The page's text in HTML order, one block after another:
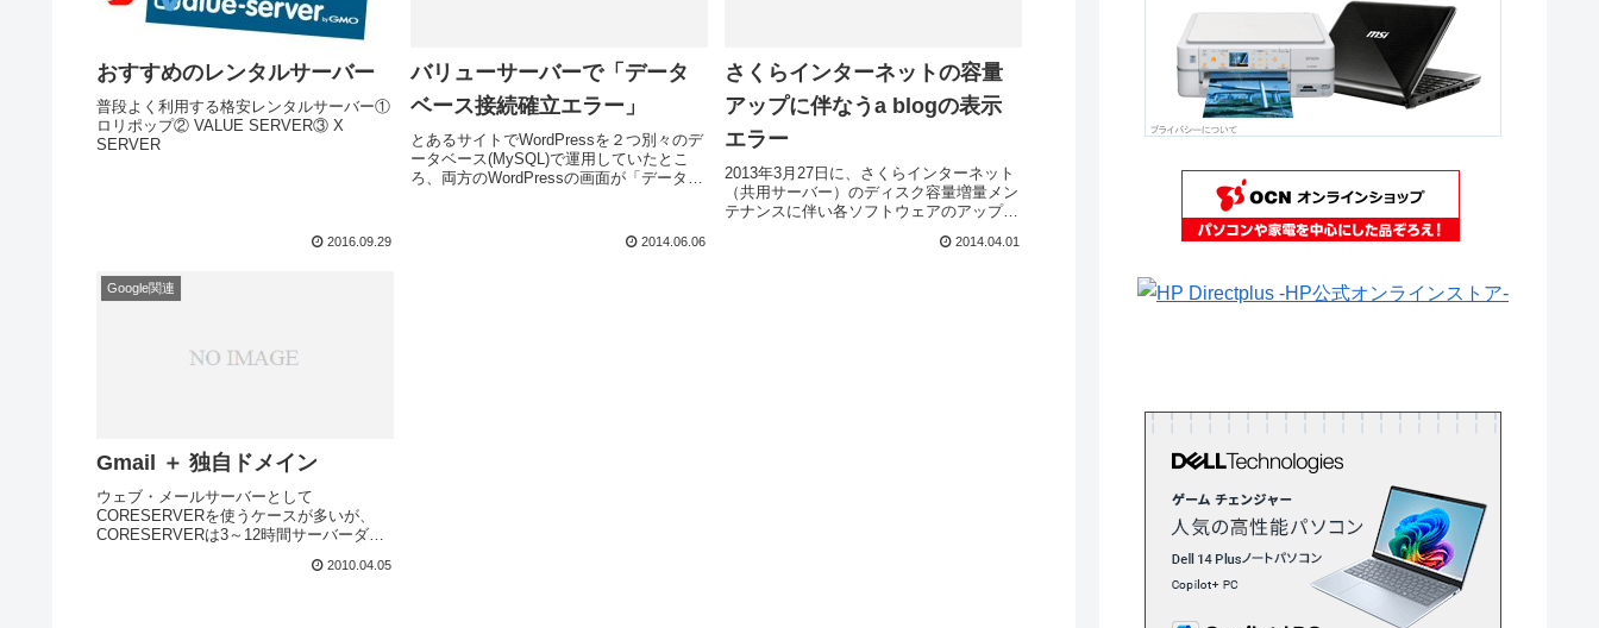
おすすめのレンタルサーバー
普段よく利用する格安レンタルサーバー①
ロリポップ② VALUE SERVER③ X
SERVER
2016.09.29
バリューサーバーで「データ
ベース接続確立エラー」
とあるサイトでWordPressを２つ別々のデ
ータベース(MySQL)で運用していたとこ
ろ、両方のWordPressの画面が「データベ
いろいろとググってみたところ、...2014.06.06
さくらインターネットの容量
アップに伴なうa blogの表示
エラー
2013年3月27日に、さくらインターネット
（共用サーバー）のディスク容量増量メン
テナンスに伴い各ソフトウェアのアップデ
正常に動いていた"a blog ver.1.5"(a blog
2014.04.01
Google関連
Gmail ＋ 独自ドメイン
ウェブ・メールサーバーとして
CORESERVERを使うケースが多いが、
CORESERVERは3～12時間サーバーダウ
を考えると多少の不具合は仕方ないとし
2010.04.05